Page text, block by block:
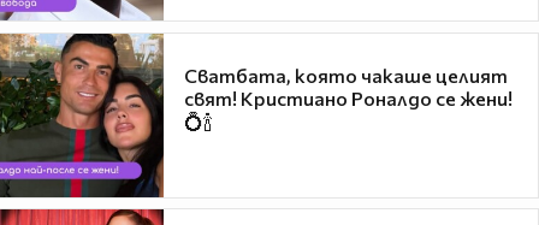
Сватбата, която чакаше целият
свят! Кристиано Роналдо се жени!
💍🍾